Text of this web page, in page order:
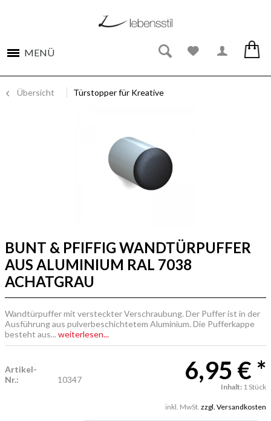
MENÜ
Übersicht Türstopper für Kreative
BUNT & PFIFFIG WANDTÜRPUFFER
AUS ALUMINIUM RAL 7038
ACHATGRAU
Wandtürpuffer mit versteckter Verschraubung. Der Puffer ist in der
Ausführung aus pulverbeschichtetem Aluminium. Die Pufferkappe
besteht aus... weiterlesen...
Artikel-
Nr.:
10347 6,95 € *
Inhalt: 1 Stück
inkl. MwSt. zzgl. Versandkosten